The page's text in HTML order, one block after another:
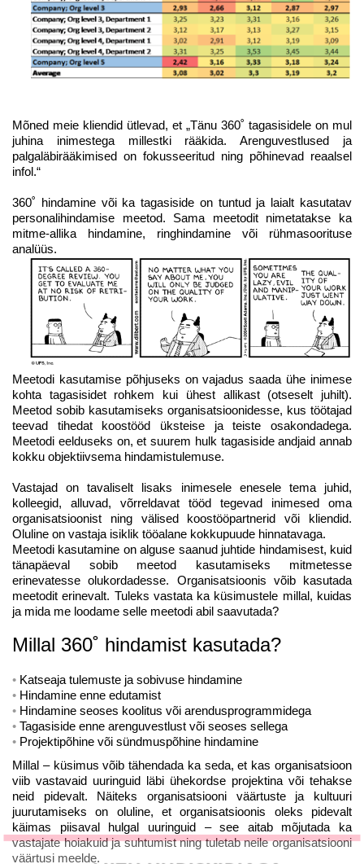
Mõned meie kliendid ütlevad, et „Tänu 360˚ tagasisidele on mul
juhina inimestega millestki rääkida. Arenguvestlused ja
palgaläbirääkimised on fokusseeritud ning põhinevad reaalsel
infol.“
360˚ hindamine või ka tagasiside on tuntud ja laialt kasutatav
personalihindamise meetod. Sama meetodit nimetatakse ka
mitme-allika hindamine, ringhindamine või rühmasoorituse
analüüs.
Meetodi kasutamise põhjuseks on vajadus saada ühe inimese
kohta tagasisidet rohkem kui ühest allikast (otseselt juhilt).
Meetod sobib kasutamiseks organisatsioonidesse, kus töötajad
teevad tihedat koostööd üksteise ja teiste osakondadega.
Meetodi eelduseks on, et suurem hulk tagasiside andjaid annab
kokku objektiivsema hindamistulemuse.
Vastajad on tavaliselt lisaks inimesele enesele tema juhid,
kolleegid, alluvad, võrreldavat tööd tegevad inimesed oma
organisatsioonist ning välised koostööpartnerid või kliendid.
Oluline on vastaja isiklik tööalane kokkupuude hinnatavaga.
Meetodi kasutamine on alguse saanud juhtide hindamisest, kuid
tänapäeval sobib meetod kasutamiseks mitmetesse
erinevatesse olukordadesse. Organisatsioonis võib kasutada
meetodit erinevalt. Tuleks vastata ka küsimustele millal, kuidas
ja mida me loodame selle meetodi abil saavutada?
Millal 360˚ hindamist kasutada?
Katseaja tulemuste ja sobivuse hindamine
Hindamine enne edutamist
Hindamine seoses koolitus või arendusprogrammidega
Tagasiside enne arenguvestlust või seoses sellega
Projektipõhine või sündmuspõhine hindamine
Millal – küsimus võib tähendada ka seda, et kas organisatsioon
viib vastavaid uuringuid läbi ühekordse projektina või tehakse
neid pidevalt. Näiteks organisatsiooni väärtuste ja kultuuri
juurutamiseks on oluline, et organisatsioonis oleks pidevalt
käimas piisaval hulgal uuringuid – see aitab mõjutada ka
vastajate hoiakuid ja suhtumist ning tuletab neile organisatsiooni
väärtusi meelde.